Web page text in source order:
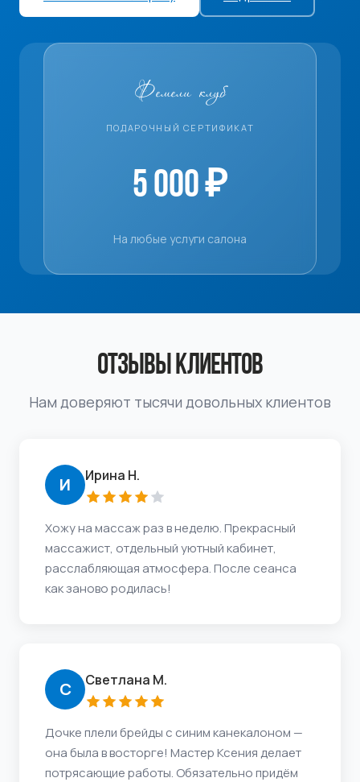
Фемели клуб
ПОДАРОЧНЫЙ СЕРТИФИКАТ
5 000 ₽
На любые услуги салона
ОТЗЫВЫ КЛИЕНТОВ
Нам доверяют тысячи довольных клиентов
И Ирина Н.
Хожу на массаж раз в неделю. Прекрасный
массажист, отдельный уютный кабинет,
расслабляющая атмосфера. После сеанса
как заново родилась!
С Светлана М.
Дочке плели брейды с синим канекалоном —
она была в восторге! Мастер Ксения делает
потрясающие работы. Обязательно придём